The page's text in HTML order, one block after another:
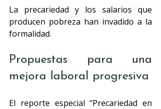
La precariedad y los salarios que
producen pobreza han invadido a la
formalidad.
Propuestas para una
mejora laboral progresiva
El reporte especial “Precariedad en